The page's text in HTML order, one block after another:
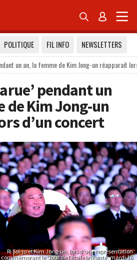
 
POLITIQUE FIL INFO
NEWSLETTERS
un an, la femme de Kim Jong-un réapparait
pendant un
de Kim Jong-un
d’un concert
Ri Sol-ju et Kim Jong-un, lors d’une représentation
commémorant le ‘Jour de l’étoile brillante’, mardi 16